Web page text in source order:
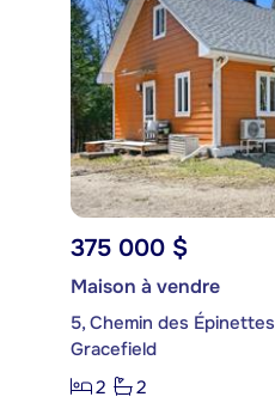
375 000 $
Maison à vendre
5, Chemin des Épinettes
Gracefield
2
2